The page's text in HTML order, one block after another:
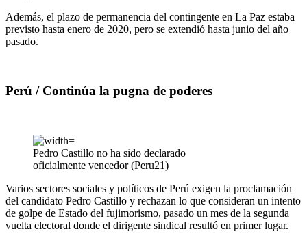
Además, el plazo de permanencia del contingente en La Paz estaba
previsto hasta enero de 2020, pero se extendió hasta junio del año
pasado.
Perú / Continúa la pugna de poderes
Pedro Castillo no ha sido declarado
oficialmente vencedor (Peru21)
Varios sectores sociales y políticos de Perú exigen la proclamación
del candidato Pedro Castillo y rechazan lo que consideran un intento
de golpe de Estado del fujimorismo, pasado un mes de la segunda
vuelta electoral donde el dirigente sindical resultó en primer lugar.